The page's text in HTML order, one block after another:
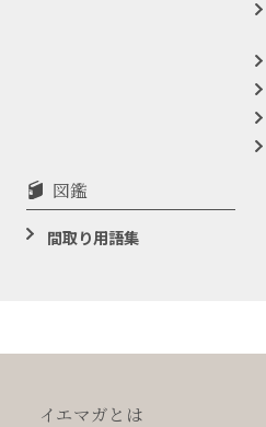
図鑑
間取り用語集
イエマガとは